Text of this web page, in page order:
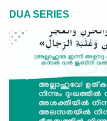
DUA SERIES